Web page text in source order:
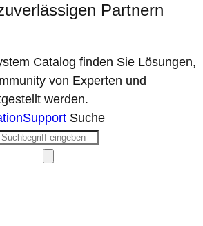
Partnern
Catalog finden Sie Lösungen,
von Experten und
werden.
Support Suche